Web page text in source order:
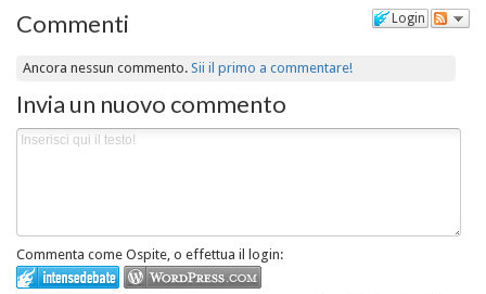
Login
Commenti
Ancora nessun commento.Sii il primo a commentare!
Invia un nuovo commento
Commenta come Ospite, o effettua il login: